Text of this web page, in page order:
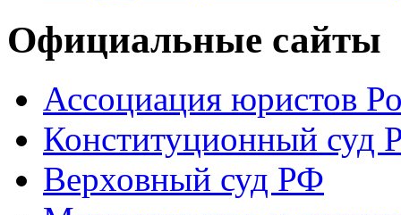
Официальные сайты
Ассоциация юристов
Конституционный суд
Верховный суд РФ